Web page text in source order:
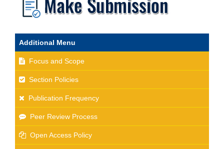
Additional Menu
Focus and Scope
Section Policies
Publication Frequency
Peer Review Process
Open Access Policy